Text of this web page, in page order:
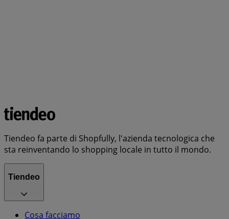
Tiendeo fa parte di Shopfully, l'azienda tecnologica che
sta reinventando lo shopping locale in tutto il mondo.
Tiendeo
Cosa facciamo